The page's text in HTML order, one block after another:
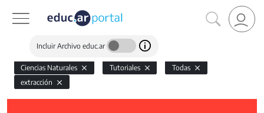
Incluir Archivo educ.ar
Ciencias Naturales Tutoriales
Todas
extracción